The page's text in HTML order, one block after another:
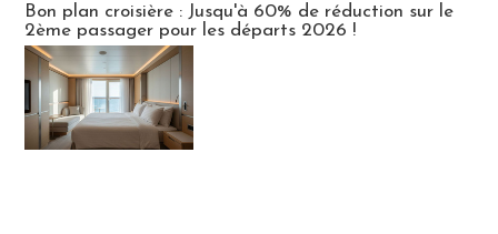
Bon plan croisière : Jusqu'à 60% de réduction sur le
2ème passager pour les départs 2026 !